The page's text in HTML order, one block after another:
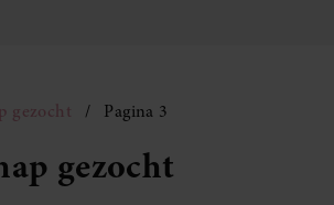
gezocht Pagina 3
gezocht